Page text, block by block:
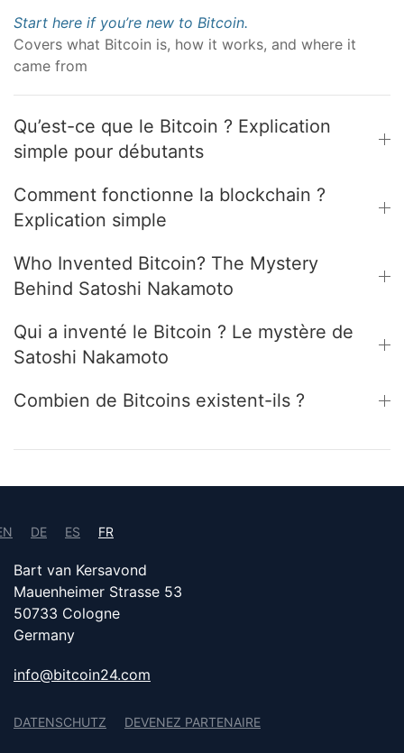
Start here if you’re new to Bitcoin.
Covers what Bitcoin is, how it works, and where it
came from
Qu’est-ce que le Bitcoin ? Explication
simple pour débutants
Comment fonctionne la blockchain ?
Explication simple
Who Invented Bitcoin? The Mystery
Behind Satoshi Nakamoto
Qui a inventé le Bitcoin ? Le mystère de
Satoshi Nakamoto
Combien de Bitcoins existent-ils ?
DE ES FR
Bart van Kersavond
Mauenheimer Strasse 53
50733 Cologne
Germany
info@bitcoin24.com
DATENSCHUTZ DEVENEZ PARTENAIRE